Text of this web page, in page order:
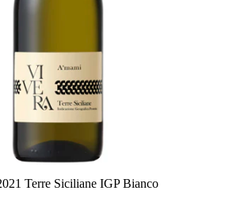
Terre Siciliane IGP Bianco